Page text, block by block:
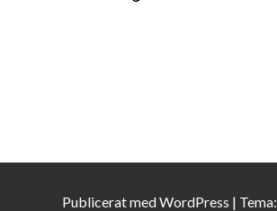
Publicerat medWordPress | Tema: